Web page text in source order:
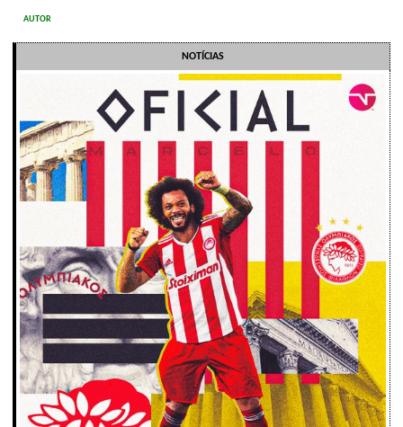
AUTOR
NOTÍCIAS